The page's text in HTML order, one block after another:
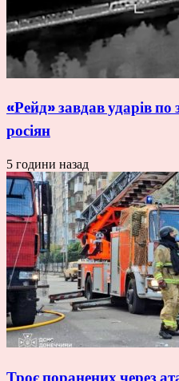
«Рейд» завдав ударів по
росіян
5 години назад